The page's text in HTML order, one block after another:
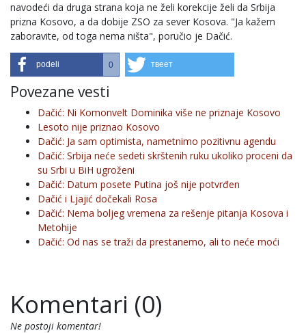
navodeći da druga strana koja ne želi korekcije želi da Srbija
prizna Kosovo, a da dobije ZSO za sever Kosova. "Ja kažem
zaboravite, od toga nema ništa", poručio je Dačić.
podeli 0 твеет
Povezane vesti
Dačić: Ni Komonvelt Dominika više ne priznaje Kosovo
Lesoto nije priznao Kosovo
Dačić: Ja sam optimista, nametnimo pozitivnu agendu
Dačić: Srbija neće sedeti skrštenih ruku ukoliko proceni da
su Srbi u BiH ugroženi
Dačić: Datum posete Putina još nije potvrđen
Dačić i Ljajić dočekali Rosa
Dačić: Nema boljeg vremena za rešenje pitanja Kosova i
Metohije
Dačić: Od nas se traži da prestanemo, ali to neće moći
Komentari (0)
Ne postoji komentar!